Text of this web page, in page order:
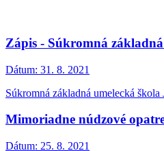
Zápis - Súkromná
Dátum: 31. 8. 2021
Súkromná základná umelecká
Mimoriadne núdzové
Dátum: 25. 8. 2021